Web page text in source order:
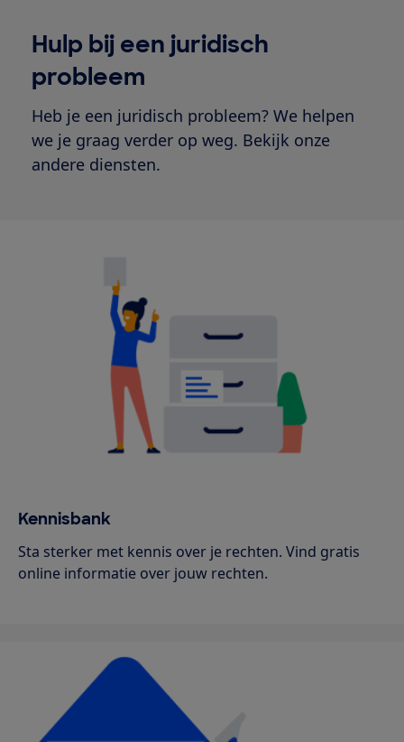
Hulp bij een juridisch
probleem
Heb je een juridisch probleem? We helpen
we je graag verder op weg. Bekijk onze
andere diensten.
Kennisbank
Sta sterker met kennis over je rechten. Vind gratis
online informatie over jouw rechten.